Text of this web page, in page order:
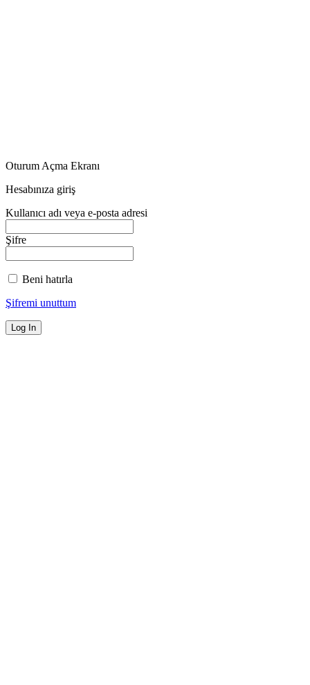
Oturum Açma Ekranı
Hesabınıza giriş
Kullanıcı adı veya e-posta adresi
Şifre
Beni hatırla
Şifremi unuttum